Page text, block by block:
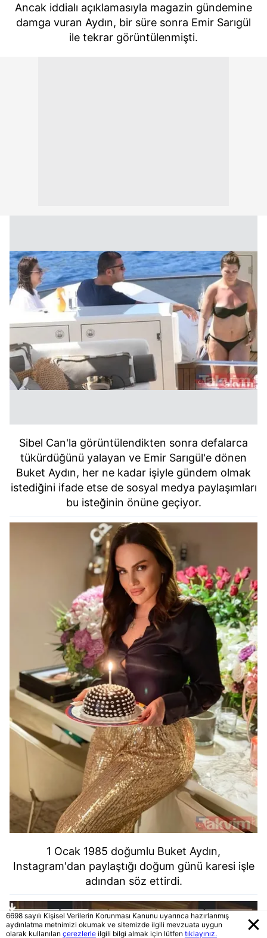
Ancak iddialı açıklamasıyla magazin gündemine
damga vuran Aydın, bir süre sonra Emir Sarıgül
ile tekrar görüntülenmişti.
Sibel Can'la görüntülendikten sonra defalarca
tükürdüğünü yalayan ve Emir Sarıgül'e dönen
Buket Aydın, her ne kadar işiyle gündem olmak
istediğini ifade etse de sosyal medya paylaşımları
bu isteğinin önüne geçiyor.
1 Ocak 1985 doğumlu Buket Aydın,
Instagram'dan paylaştığı doğum günü karesi işle
adından söz ettirdi.
6698 sayılı Kişisel Verilerin Korunması Kanunu uyarınca hazırlanmış
aydınlatma metnimizi okumak ve sitemizde ilgili mevzuata uygun
olarak kullanılan çerezlerle ilgili bilgi almak için lütfen tıklayınız.